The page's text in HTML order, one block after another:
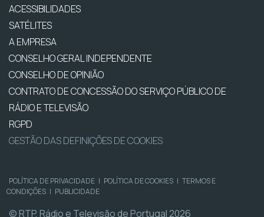
ACESSIBILIDADES
SATÉLITES
A EMPRESA
CONSELHO GERAL INDEPENDENTE
CONSELHO DE OPINIÃO
CONTRATO DE CONCESSÃO DO SERVIÇO PÚBLICO DE
RÁDIO E TELEVISÃO
RGPD
GESTÃO DAS DEFINIÇÕES DE COOKIES
POLÍTICA DE PRIVACIDADE | POLÍTICA DE COOKIES | TERMOS E
CONDIÇÕES | PUBLICIDADE
© RTP, Rádio e Televisão de Portugal 2026